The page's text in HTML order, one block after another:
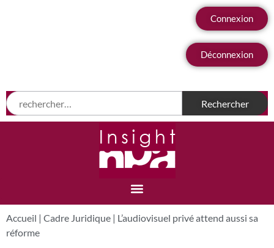
Connexion
Déconnexion
Accueil | Cadre Juridique | L’audiovisuel privé attend aussi sa
réforme